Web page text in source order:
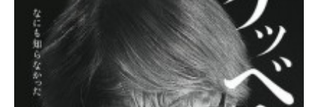
著者一覧
ライター募集